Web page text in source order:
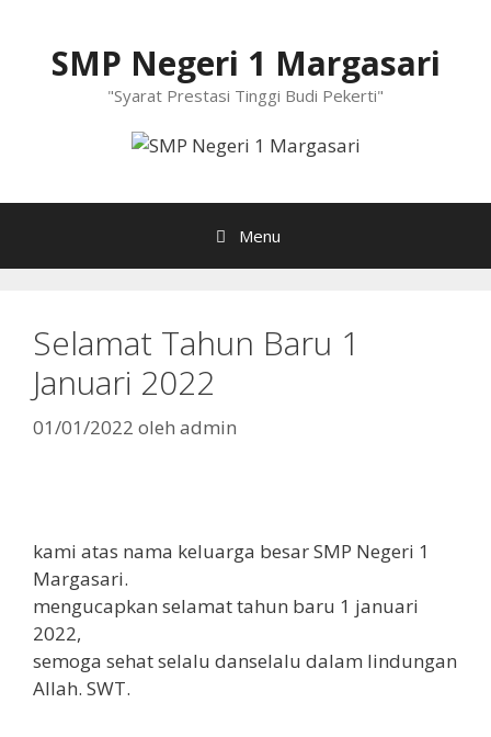
SMP Negeri 1 Margasari
"Syarat Prestasi Tinggi Budi Pekerti"
Menu
Selamat Tahun Baru 1
Januari 2022
01/01/2022 oleh admin
kami atas nama keluarga besar SMP Negeri 1
Margasari.
mengucapkan selamat tahun baru 1 januari
2022,
semoga sehat selalu danselalu dalam lindungan
Allah. SWT.